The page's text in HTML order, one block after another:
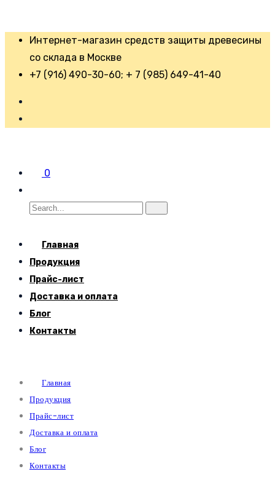
Интернет-магазин средств защиты древесины
со склада в Москве
+7 (916) 490-30-60; + 7 (985) 649-41-40
0
Главная
Продукция
Прайс-лист
Доставка и оплата
Блог
Контакты
Главная
Продукция
Прайс-лист
Доставка и оплата
Блог
Контакты